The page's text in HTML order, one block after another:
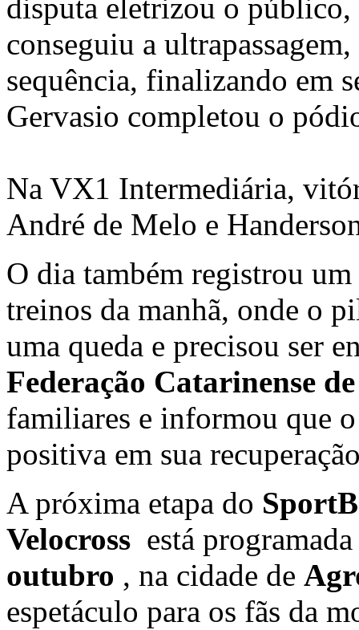
disputa eletrizou o
conseguiu a
sequência, finalizando em
Gervasio completou o
Na VX1 Intermediária,
André de Melo e
O dia também registrou
treinos da manhã, onde o
uma queda e precisou ser
Federação Catarinense
familiares e informou que
positiva em sua
A próxima etapa do
Velocross está
outubro , na cidade de
espetáculo para os fãs da